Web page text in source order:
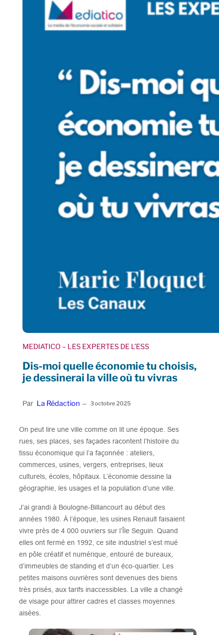
MEDIATICO – LES EXPERTES DE L’ESS
Dis-moi quelle économie tu choisis,
je dessinerai la ville où tu vivras
Par La Rédaction – 3 octobre 2025
On peut lire une ville comme on lit une époque. Ses
rues, ses places, ses façades racontent l’histoire du
tissu économique qui l’a façonnée : ateliers,
commerces, usines, vergers, entreprises, lieux
culturels, écoles, hôpitaux. L’économie dessine la
géographie, les usages et la population d’une ville.
J’ai grandi à Boulogne-Billancourt au début des
années 1980. À l’époque, les usines Renault faisaient
vivre près de 4 000 ouvriers sur l’Île Seguin. Quand
elles ont fermé en 1992, ce site industriel s’est mué
en pôle créatif et numérique, entouré de bureaux,
d’immeubles de standing et d’un éco-quartier. Les
petites maisons ouvrières sont devenues des biens
très prisés, aux tarifs inaccessibles. La ville a changé
de visage pour attirer cadres et classes moyennes
aisées.